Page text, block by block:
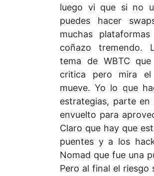
luego vi que si no
puedes hacer
muchas
coñazo tremendo.
tema de WBTC
critica pero mira el
mueve. Yo lo que
estrategias, parte
envuelto para
Claro que hay que
puentes y a los
Nomad que fue una
Pero al final el riesgo